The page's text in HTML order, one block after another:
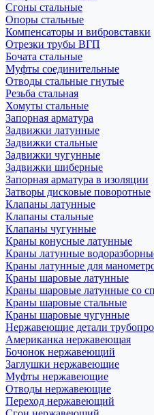
Сгоны стальные
Опоры стальные
Компенсаторы и вибровставки
Отрезки трубы ВГП
Бочата стальные
Муфты соединительные
Отводы стальные гнутые
Резьба стальная
Хомуты стальные
Запорная арматура
Задвижки латунные
Задвижки стальные
Задвижки чугунные
Задвижки шиберные
Запорная арматура в изоляции
Затворы дисковые поворотные
Клапаны латунные
Клапаны стальные
Клапаны чугунные
Краны конусные латунные
Краны латунные
Краны латунные для
Краны шаровые латунные
Краны шаровые латунные со
Краны шаровые стальные
Краны шаровые чугунные
Нержавеющие детали
Американка нержавеющая
Бочонок нержавеющий
Заглушки нержавеющие
Муфты нержавеющие
Отводы нержавеющие
Переход нержавеющий